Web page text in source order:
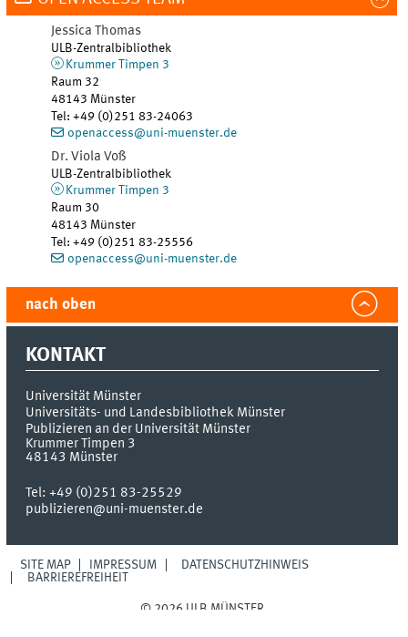
Jessica Thomas
ULB-Zentralbibliothek
Krummer Timpen 3
Raum 32
48143 Münster
Tel:+49 (0)251 83-24063
openaccess@uni-muenster.de
Dr. Viola Voß
ULB-Zentralbibliothek
Krummer Timpen 3
Raum 30
48143 Münster
Tel:+49 (0)251 83-25556
openaccess@uni-muenster.de
nach oben
KONTAKT
Universität Münster
Universitäts- und Landesbibliothek Münster
Publizieren an der Universität Münster
Krummer Timpen 3
48143 Münster
Tel:+49 (0)251 83-25529
publizieren@uni-muenster.de
SITE MAP IMPRESSUM
DATENSCHUTZHINWEIS
BARRIEREFREIHEIT
© 2026 ULB MÜNSTER